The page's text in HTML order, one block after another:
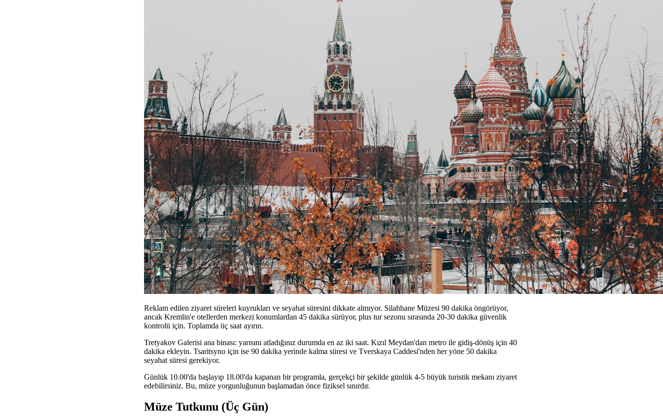
Reklam edilen ziyaret süreleri kuyrukları ve seyahat süresini dikkate almıyor. Silahhane Müzesi 90 dakika öngörüyor,
ancak Kremlin'e otellerden merkezi konumlardan 45 dakika sürüyor, plus tur sezonu sırasında 20-30 dakika güvenlik
kontrolü için. Toplamda üç saat ayırın.
Tretyakov Galerisi ana binası: yarısını atladığınız durumda en az iki saat. Kızıl Meydan'dan metro ile gidiş-dönüş için 40
dakika ekleyin. Tsaritsyno için ise 90 dakika yerinde kalma süresi ve Tverskaya Caddesi'nden her yöne 50 dakika
seyahat süresi gerekiyor.
Günlük 10.00'da başlayıp 18.00'da kapanan bir programla, gerçekçi bir şekilde günlük 4-5 büyük turistik mekanı ziyaret
edebilirsiniz. Bu, müze yorgunluğunun başlamadan önce fiziksel sınırdır.
Müze Tutkunu (Üç Gün)